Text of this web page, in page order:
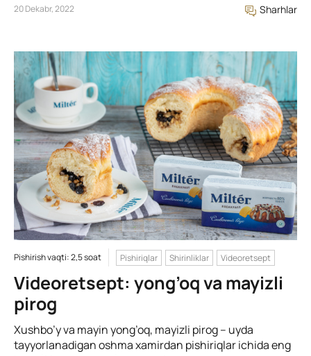
20 Dekabr, 2022 Sharhlar
Pishirish vaqti: 2,5 soat Pishiriqlar Shirinliklar Videoretsept
Videoretsept: yong’oq va mayizli
pirog
Xushbo’y va mayin yong’oq, mayizli pirog – uyda
tayyorlanadigan oshma xamirdan pishiriqlar ichida eng